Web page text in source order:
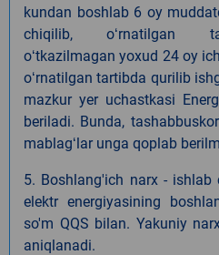
kundan boshlab 6 oy
chiqilib, oʻrnatilgan
oʻtkazilmagan yoxud 24 oy
oʻrnatilgan tartibda qurilib
mazkur yer uchastkasi
beriladi. Bunda,
mablagʻlar unga qoplab
5. Boshlang'ich narx -
elektr energiyasining
so'm QQS bilan. Yakuniy
aniqlanadi.